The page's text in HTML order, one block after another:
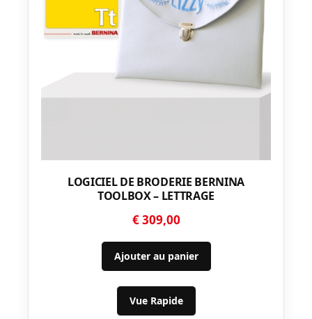
LOGICIEL DE BRODERIE BERNINA
TOOLBOX – LETTRAGE
€309,00
Ajouter au panier
Vue Rapide